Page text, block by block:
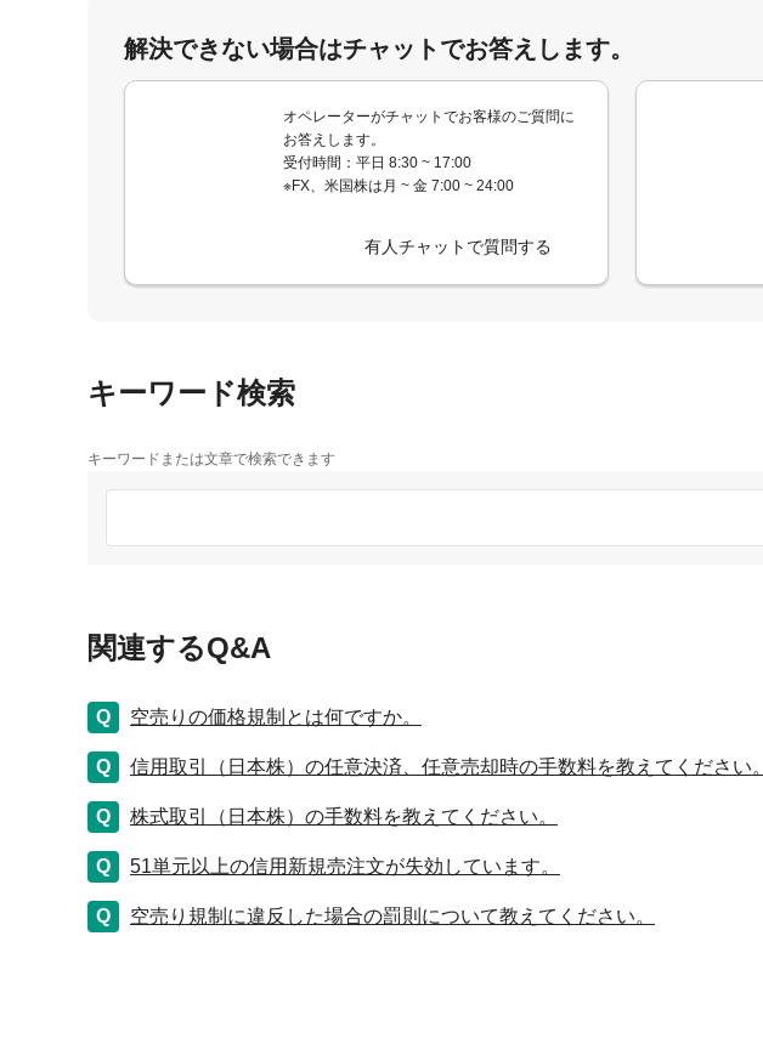
解決できない場合はチャットでお答えします。
オペレーターがチャットでお客様のご質問に
お答えします。
受付時間：平日 8:30 ~ 17:00
※FX、米国株は月 ~ 金 7:00 ~ 24:00
有人チャットで質問する
キーワード検索
キーワードまたは文章で検索できます
関連するQ&A
空売りの価格規制とは何ですか。
信用取引（日本株）の任意決済、任意売却時の手数料を教えてください。
株式取引（日本株）の手数料を教えてください。
51単元以上の信用新規売注文が失効しています。
空売り規制に違反した場合の罰則について教えてください。